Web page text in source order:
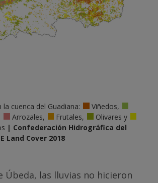
cuenca del Guadiana:
Viñedos,
Arrozales, Frutales,
Olivares y
| Confederación Hidrográfica del
Land Cover 2018
Úbeda, las lluvias no hicieron